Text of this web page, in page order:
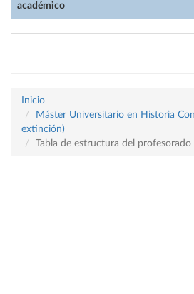
académico
Inicio
Máster Universitario en Historia
extinción)
Tabla de estructura del